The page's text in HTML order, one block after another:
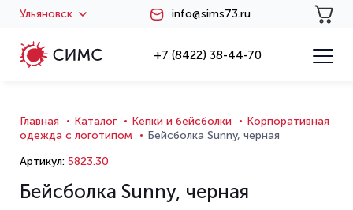
Ульяновск info@sims73.ru
+7 (8422) 38-44-70
Главная Каталог Кепки и бейсболки
Корпоративная
одежда с логотипом
Бейсболка Sunny, черная
Артикул: 5823.30
Бейсболка Sunny, черная